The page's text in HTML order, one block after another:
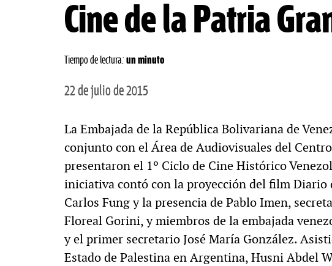
Cine de la Patria
Tiempo de lectura: un minuto
22 de julio de 2015
La Embajada de la República Bolivariana de
conjunto con el Área de Audiovisuales del
presentaron el 1º Ciclo de Cine Histórico
iniciativa contó con la proyección del film Diario
Carlos Fung y la presencia de Pablo Imen,
Floreal Gorini, y miembros de la embajada
y el primer secretario José María González.
Estado de Palestina en Argentina, Husni Abdel